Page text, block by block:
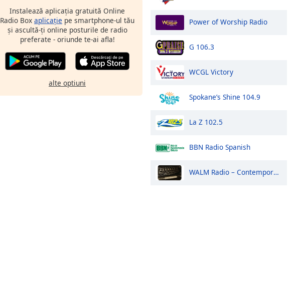
Instalează aplicația gratuită Online
Radio Box aplicație pe smartphone-ul tău
și ascultă-ți online posturile de radio
preferate - oriunde te-ai afla!
alte optiuni
Power of Worship Radio
G 106.3
WCGL Victory
Spokane’s Shine 104.9
La Z 102.5
BBN Radio Spanish
WALM Radio – Contemporary Christian